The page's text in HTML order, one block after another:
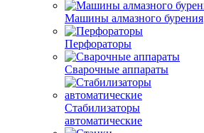
Машины алмазного бурения
Перфораторы
Сварочные аппараты
Стабилизаторы
автоматические